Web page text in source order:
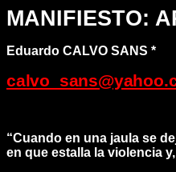
MANIFIESTO:
Eduardo CALVO SANS *
“Cuando en una jaula se
en que estalla la violencia